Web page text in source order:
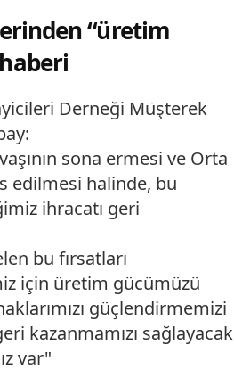
“üretim
Derneği Müşterek
sona ermesi ve Orta
edilmesi halinde, bu
ihracatı geri
bu fırsatları
için üretim gücümüzü
güçlendirmemizi
kazanmamızı sağlayacak
var"